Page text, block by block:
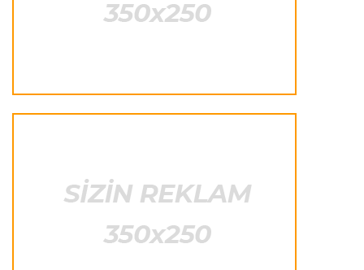
Lukaku ilə "Monako" arasında danışıqlar